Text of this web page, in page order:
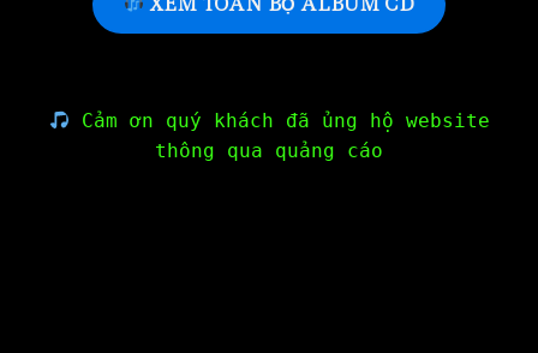
Cảm ơn quý khách đã ủng hộ website
thông qua quảng cáo